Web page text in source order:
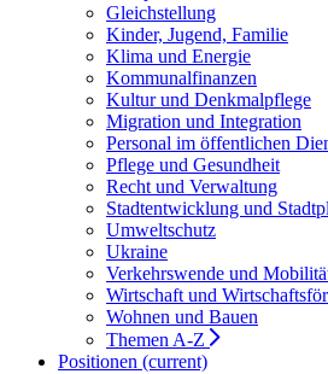
Gleichstellung
Kinder, Jugend, Familie
Klima und Energie
Kommunalfinanzen
Kultur und Denkmalpflege
Migration und Integration
Personal im öffentlichen
Pflege und Gesundheit
Recht und Verwaltung
Stadtentwicklung und
Umweltschutz
Ukraine
Verkehrswende und
Wirtschaft und
Wohnen und Bauen
Themen A-Z
Positionen (current)